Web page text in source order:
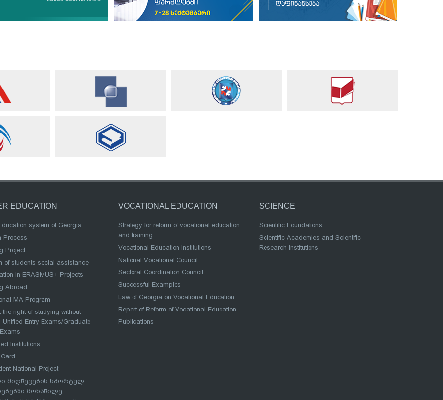
EDUCATION
system of Georgia
Process
Project
of students social assistance
in ERASMUS+ Projects
Abroad
MA Program
the right of studying without
Unified Entry Exams/Graduate
Institutions
National Project
მიღწევების სპორტულ
მონაწილე
VOCATIONAL EDUCATION
Strategy for reform of vocational education
and training
Vocational Education Institutions
National Vocational Council
Sectoral Coordination Council
Successful Examples
Law of Georgia on Vocational Education
Report of Reform of Vocational Education
Publications
SCIENCE
Scientific Foundations
Scientific Academies and Scientific
Research Institutions